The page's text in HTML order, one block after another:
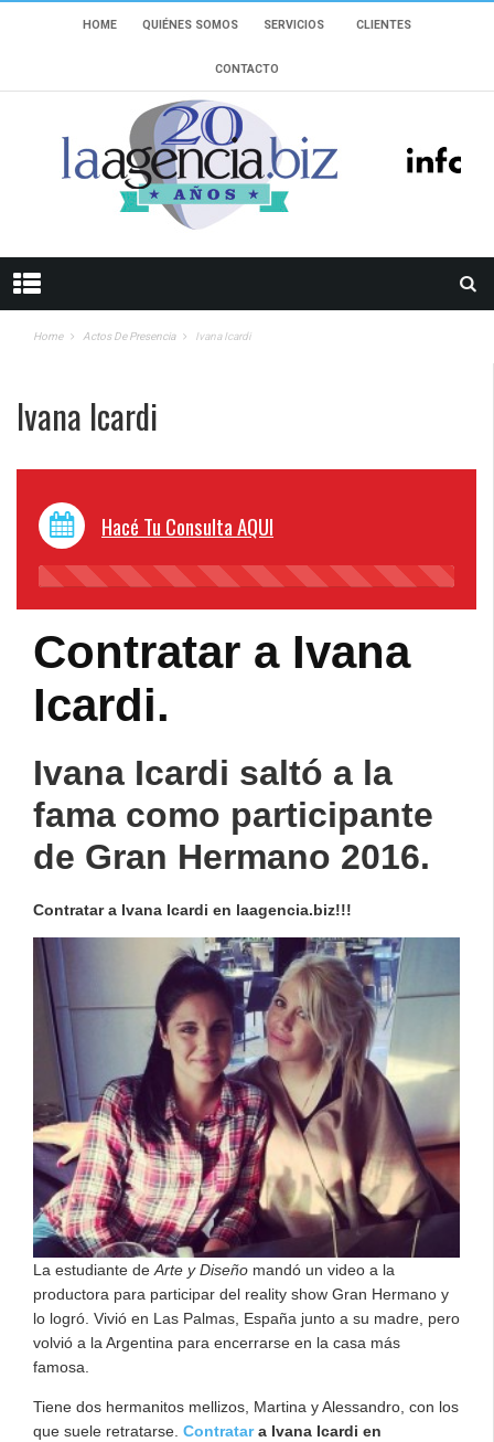
HOME QUIÉNES SOMOS SERVICIOS CLIENTES
CONTACTO
Home Actos De Presencia Ivana Icardi
Ivana Icardi
Hacé Tu Consulta AQUI
45%
Contratar a Ivana
Icardi.
Ivana Icardi saltó a la
fama como participante
de Gran Hermano 2016.
Contratar a Ivana Icardi en laagencia.biz!!!
La estudiante deArte y Diseño mandó un video a la
productora para participar del reality show Gran Hermano y
lo logró. Vivió en Las Palmas, España junto a su madre, pero
volvió a la Argentina para encerrarse en la casa más
famosa.
Tiene dos hermanitos mellizos, Martina y Alessandro, con los
que suele retratarse. Contratara Ivana Icardi en